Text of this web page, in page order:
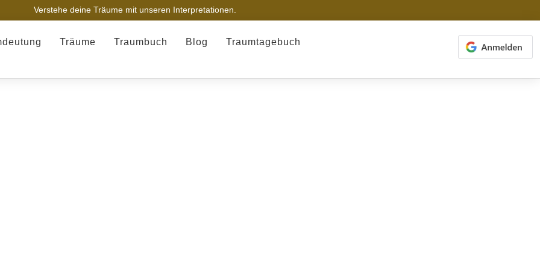
Verstehe deine Träume mit unseren Interpretationen.
Träume Traumbuch Blog Traumtagebuch